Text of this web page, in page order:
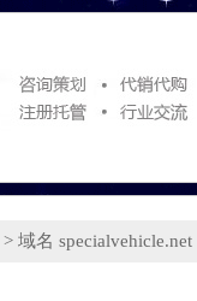
> 域名